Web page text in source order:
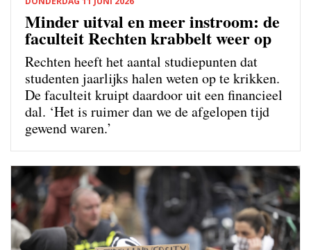
Minder uitval en meer instroom: de
faculteit Rechten krabbelt weer op
Rechten heeft het aantal studiepunten dat
studenten jaarlijks halen weten op te krikken.
De faculteit kruipt daardoor uit een financieel
dal. ‘Het is ruimer dan we de afgelopen tijd
gewend waren.’